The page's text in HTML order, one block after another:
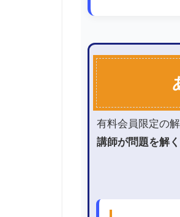
有料会員限定の
講師が問題を解